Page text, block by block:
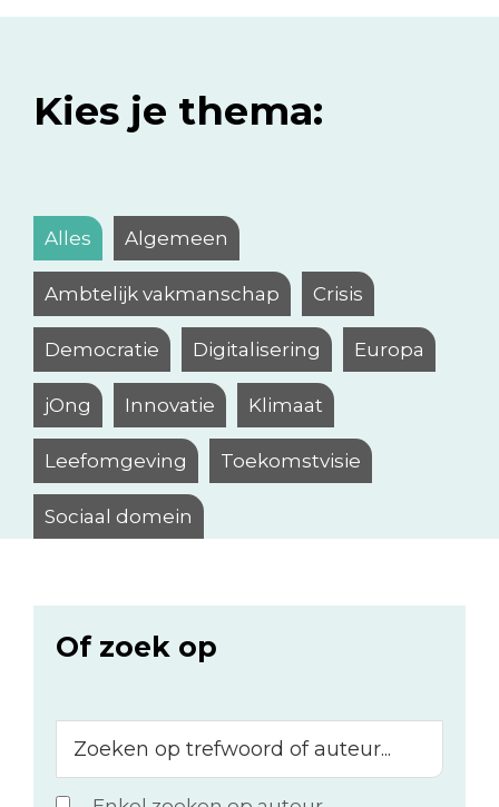
Kies je thema:
Alles Algemeen
Ambtelijk vakmanschap Crisis
Democratie Digitalisering Europa
jOng Innovatie Klimaat
Leefomgeving Toekomstvisie
Sociaal domein
Of zoek op
op
trefwoord